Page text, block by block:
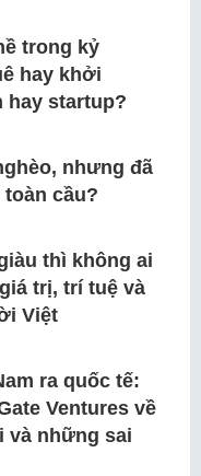
trong kỷ
hay khởi
hay startup?
nhưng đã
cầu?
thì không ai
trị, trí tuệ và
Việt
ra quốc tế:
Ventures về
và những sai